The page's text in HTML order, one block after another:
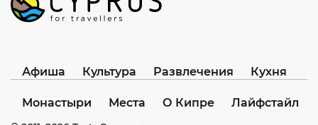
Афиша Культура Развлечения Кухня
Монастыри Места О Кипре Лайфстайл